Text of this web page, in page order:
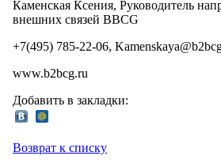
Каменская Ксения, Руководитель
внешних связей BBCG
+7(495) 785-22-06,
www.b2bcg.ru
Добавить в закладки:
Возврат к списку